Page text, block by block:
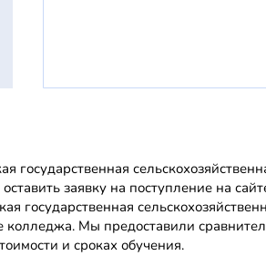
государственная
заявку на поступление на
государственная
колледжа. Мы предоставили
и сроках обучения.